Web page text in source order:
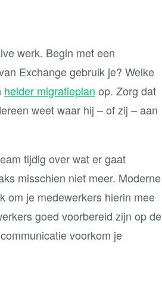
werk. Begin met een
Exchange gebruik je? Welke
helder migratieplan op. Zorg dat
weet waar hij – of zij – aan
tijdig over wat er gaat
misschien niet meer. Moderne
om je medewerkers hierin mee
goed voorbereid zijn op de
voorkom je